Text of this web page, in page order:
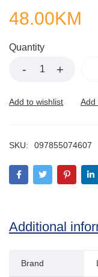
48.00KM
Quantity
SKU: 097855074607
Additional
Brand